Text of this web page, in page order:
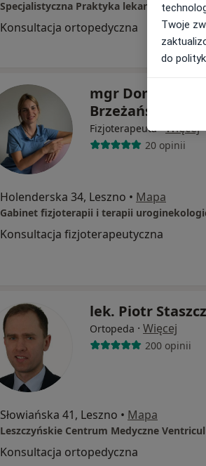
Konsultacja ortopedyczna
mgr Dominika
Brzeżańska
Fizjoterapeuta·Więcej
20 opinii
Holenderska 34, Leszno • Mapa
Konsultacja fizjoterapeutyczna
lek. Piotr
Ortopeda · Więcej
200 opinii
Słowiańska 41, Leszno • Mapa
Leszczyńskie Centrum Medyczne
Konsultacja ortopedyczna
Twoje
do